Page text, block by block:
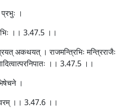
।
।। 3.47.5 ।।
अकथयत् । राजमन्त्रिभिः मन्त्रिराजैः
।। 3.47.5 ।।
।
वरम् ।। 3.47.6 ।।